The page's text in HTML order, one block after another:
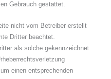
Gebrauch gestattet.
nicht vom Betreiber erstellt
Dritter beachtet.
als solche gekennzeichnet.
einen entsprechenden